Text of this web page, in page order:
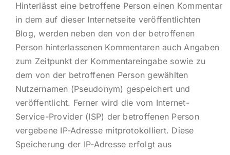
Hinterlässt eine betroffene Person einen Kommentar
in dem auf dieser Internetseite veröffentlichten
Blog, werden neben den von der betroffenen
Person hinterlassenen Kommentaren auch Angaben
zum Zeitpunkt der Kommentareingabe sowie zu
dem von der betroffenen Person gewählten
Nutzernamen (Pseudonym) gespeichert und
veröffentlicht. Ferner wird die vom Internet-
Service-Provider (ISP) der betroffenen Person
vergebene IP-Adresse mitprotokolliert. Diese
Speicherung der IP-Adresse erfolgt aus